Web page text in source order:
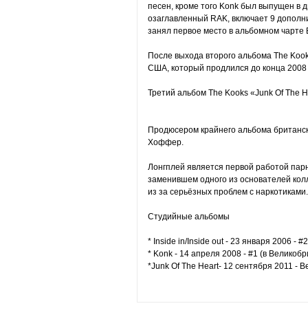
песен, кроме того Konk был выпущен в
озаглавленный RAK, включает 9
занял первое место в альбомном чарте
После выхода второго альбома The
США, который продлился до конца 2008
Третий альбом The Kooks «Junk Of The
Продюсером крайнего альбома
Хоффер.
Лонгплей является первой работой
заменившем одного из основателей
из за серьёзных проблем с наркотиками.
Студийные альбомы
* Inside in/Inside out - 23 января 2006 -
* Konk - 14 апреля 2008 - #1 (в
*Junk Of The Heart- 12 сентября 2011 -